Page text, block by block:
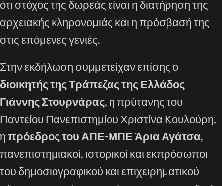
ότι στόχος της δωρεάς είναι η διατήρηση της
αρχειακής κληρονομιάς και η πρόσβασή της
στις επόμενες γενιές.
Στην εκδήλωση συμμετείχαν επίσης ο
διοικητής της Τράπεζας της Ελλάδος
Γιάννης Στουρνάρας, η πρύτανης του
Παντείου Πανεπιστημίου Χριστίνα Κουλούρη,
ηπρόεδρος του ΑΠΕ-ΜΠΕ Άρια Αγάτσα,
πανεπιστημιακοί, ιστορικοί και εκπρόσωποι
του δημοσιογραφικού και επιχειρηματικού